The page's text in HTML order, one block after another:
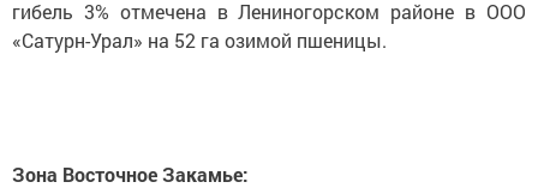
гибель 3% отмечена в Лениногорском районе в ООО
«Сатурн-Урал» на 52 га озимой пшеницы.
Зона Восточное Закамье: